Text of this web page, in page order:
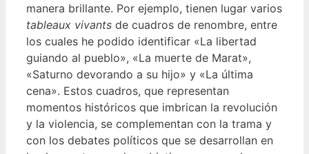
manera brillante. Por ejemplo, tienen lugar varios
tableaux vivants de cuadros de renombre, entre
los cuales he podido identificar «La libertad
guiando al pueblo», «La muerte de Marat»,
«Saturno devorando a su hijo» y «La última
cena». Estos cuadros, que representan
momentos históricos que imbrican la revolución
y la violencia, se complementan con la trama y
con los debates políticos que se desarrollan en